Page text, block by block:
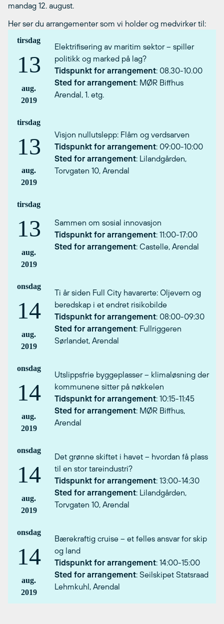
mandag 12. august.
Her ser du arrangementer som vi holder og medvirker til:
tirsdag
13
aug.
2019
Elektrifisering av maritim sektor – spiller
politikk og marked på lag?
Tidspunkt for arrangement: 08.30-10.00
Sted for arrangement: MØR Biffhus
Arendal, 1. etg.
tirsdag
13
aug.
2019
Visjon nullutslepp: Flåm og verdsarven
Tidspunkt for arrangement: 09:00-10:00
Sted for arrangement: Lilandgården,
Torvgaten 10, Arendal
tirsdag
13
aug.
2019
Sammen om sosial innovasjon
Tidspunkt for arrangement: 11:00-17:00
Sted for arrangement: Castelle, Arendal
onsdag
14
aug.
2019
Ti år siden Full City havarerte: Oljevern og
beredskap i et endret risikobilde
Tidspunkt for arrangement: 08:00-09:30
Sted for arrangement: Fullriggeren
Sørlandet, Arendal
onsdag
14
aug.
2019
Utslippsfrie byggeplasser – klimaløsning der
kommunene sitter på nøkkelen
Tidspunkt for arrangement: 10:15-11:45
Sted for arrangement: MØR Biffhus,
Arendal
onsdag
14
aug.
2019
Det grønne skiftet i havet – hvordan få plass
til en stor tareindustri?
Tidspunkt for arrangement: 13:00-14:30
Sted for arrangement: Lilandgården,
Torvgaten 10, Arendal
onsdag
14
aug.
2019
Bærekraftig cruise – et felles ansvar for skip
og land
Tidspunkt for arrangement: 14:00-15:00
Sted for arrangement: Seilskipet Statsraad
Lehmkuhl, Arendal